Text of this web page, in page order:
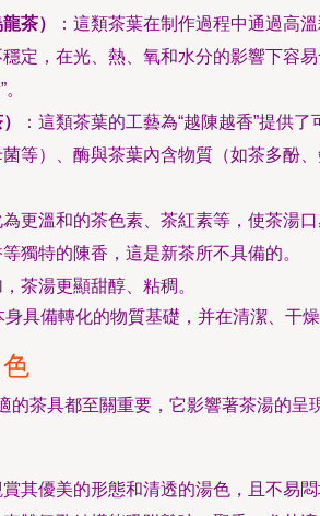
茶）
：這類茶葉在制作過程中通過高
定，在光、熱、氧和水分的影響下容
：這類茶葉的工藝為“越陳越香”提供
等）、酶與茶葉內含物質（如茶多酚
更溫和的茶色素、茶紅素等，使茶湯
獨特的陳香，這是新茶所不具備的。
茶湯更顯甜醇、粘稠。
具備轉化的物質基礎，并在清潔、干
茶具都至關重要，它影響著茶湯的呈
其優美的形態和清透的湯色，且不易悶